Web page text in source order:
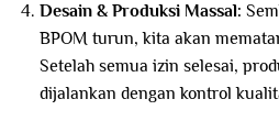
Desain & Produksi Massal:
BPOM turun, kita akan
Setelah semua izin selesai,
dijalankan dengan kontrol